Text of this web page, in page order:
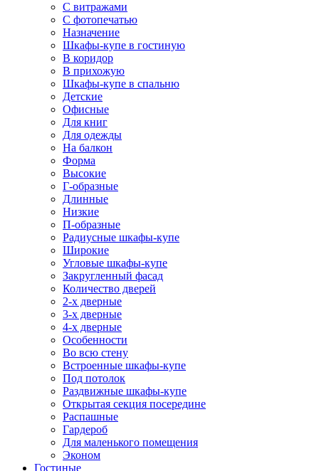
С витражами
С фотопечатью
Назначение
Шкафы-купе в гостиную
В коридор
В прихожую
Шкафы-купе в спальню
Детские
Офисные
Для книг
Для одежды
На балкон
Форма
Высокие
Г-образные
Длинные
Низкие
П-образные
Радиусные шкафы-купе
Широкие
Угловые шкафы-купе
Закругленный фасад
Количество дверей
2-х дверные
3-х дверные
4-х дверные
Особенности
Во всю стену
Встроенные шкафы-купе
Под потолок
Раздвижные шкафы-купе
Открытая секция посередине
Распашные
Гардероб
Для маленького помещения
Эконом
Гостиные